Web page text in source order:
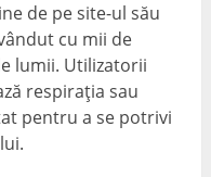
de pe site-ul său
cu mii de
lumii. Utilizatorii
respirația sau
pentru a se potrivi